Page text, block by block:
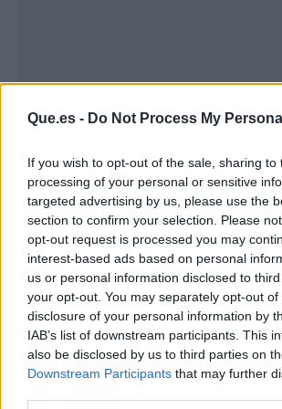
Que.es - Do Not Process My
If you wish to opt-out of the sale, sharing to
processing of your personal or sensitive
targeted advertising by us, please use the
section to confirm your selection. Please
opt-out request is processed you may
interest-based ads based on personal
us or personal information disclosed to
your opt-out. You may separately opt-out
disclosure of your personal information by
IAB’s list of downstream participants. This
also be disclosed by us to third parties on
Downstream Participants that may further
Los más vistos
Tom Jones demuestra
voz sigue desafiando